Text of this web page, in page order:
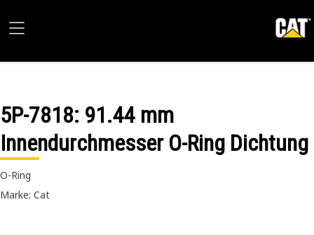
5P-7818: 91.44 mm
Innendurchmesser O-Ring Dichtung
O-Ring
Marke: Cat